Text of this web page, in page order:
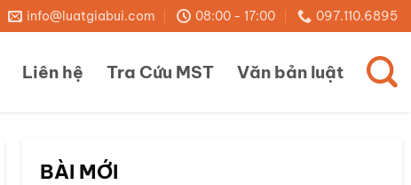
info@luatgiabui.com 08:00 - 17:00 097.110.6895
Liên hệ Tra Cứu MST Văn bản luật
BÀI MỚI